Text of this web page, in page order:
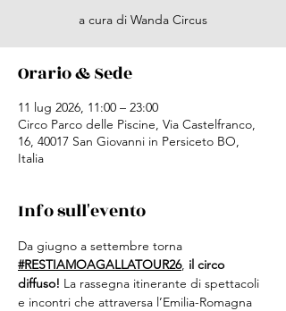
a cura di Wanda Circus
Orario & Sede
11 lug 2026, 11:00 – 23:00
Circo Parco delle Piscine, Via Castelfranco,
16, 40017 San Giovanni in Persiceto BO,
Italia
Info sull'evento
Da giugno a settembre torna
#RESTIAMOAGALLATOUR26, il circo
diffuso! La rassegna itinerante di spettacoli
e incontri che attraversa l’Emilia-Romagna